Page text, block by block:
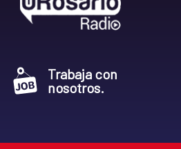
Trabaja con
nosotros.